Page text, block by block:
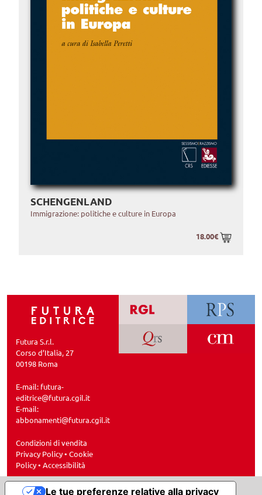
SCHENGENLAND
Immigrazione: politiche e culture in Europa
18.00€
Futura S.r.l.
Corso d’Italia, 27
00198 Roma
E-mail: futura-
editrice@futura.cgil.it
E-mail:
abbonamenti@futura.cgil.it
Condizioni di vendita
Privacy Policy• Cookie
Policy• Accessibilità
Le tue preferenze relative alla privacy